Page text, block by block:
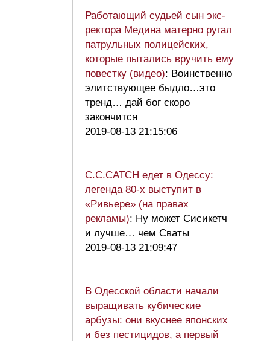
Работающий судьей сын экс-
ректора Медина матерно ругал
патрульных полицейских,
которые пытались вручить ему
повестку (видео): Воинственно
элитствующее быдло…это
тренд… дай бог скоро
закончится
2019-08-13 21:15:06
C.C.CATCH едет в Одессу:
легенда 80-х выступит в
«Ривьере» (на правах
рекламы): Ну может Сисикетч
и лучше… чем Сваты
2019-08-13 21:09:47
В Одесской области начали
выращивать кубические
арбузы: они вкуснее японских
и без пестицидов, а первый